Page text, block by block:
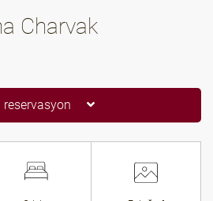
Charvak
reservasyon